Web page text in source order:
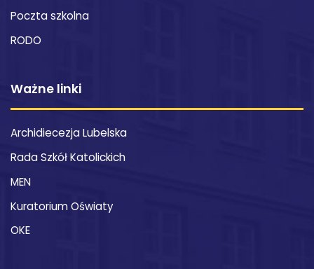
Poczta szkolna
RODO
Ważne linki
Archidiecezja Lubelska
Rada Szkół Katolickich
MEN
Kuratorium Oświaty
OKE